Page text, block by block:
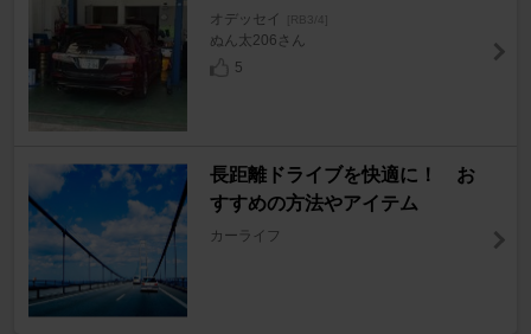
オデッセイ [RB3/4]
ぬん太206さん
5
長距離ドライブを快適に！ お
すすめの方法やアイテム
カーライフ